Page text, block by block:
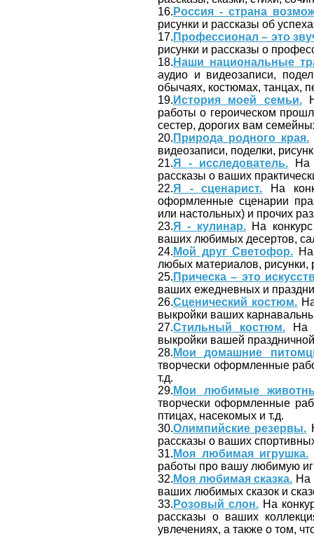
16. Россия - страна
рисунки и рассказы об
17. Профессионал – это
рисунки и рассказы о
18. Наши национальные
аудио и видеозаписи,
обычаях, костюмах, танцах,
19. История моей семьи.
работы о героическом
сестер, дорогих вам
20. Природа родного края.
видеозаписи, поделки,
21.Я - исследователь. На
рассказы о ваших
22.Я - сценарист. На
оформленные сценарии
или настольных) и прочих
23.Я - кулинар.На конкурс
ваших любимых десертов,
24. Мой друг Светофор.
любых материалов, рисунки,
25. Прическа – это
ваших ежедневных и
26.Сценический костюм.
выкройки ваших
27.Стильный костюм.На
выкройки вашей
28. Мои домашние
творчески оформленные
т.д.
29. Мои любимые
творчески оформленные
птицах, насекомых и т.д.
30.Олимпийские резервы.
рассказы о ваших
31. Моя любимая игрушка.
работы про вашу любимую
32. Моя любимая сказка. На
ваших любимых сказок и
33. Розовый слон. На
рассказы о ваших
увлечениях, а также о том,